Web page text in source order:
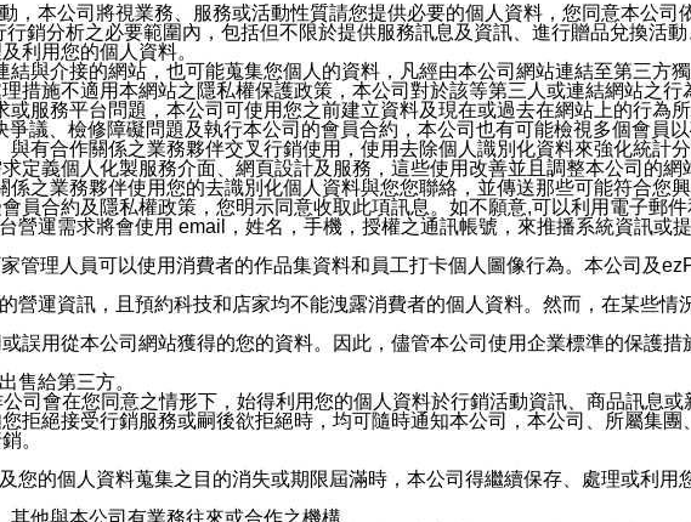
，本公司將視業務、服務或活動性質請您提供必要的個人資料，您同意本公司
銷分析之必要範圍內，包括但不限於提供服務訊息及資訊、進行贈品兌換活
利用您的個人資料。
與介接的網站，也可能蒐集您個人的資料，凡經由本公司網站連結至第三方
措施不適用本網站之隱私權保護政策，本公司對於該等第三人或連結網站之行
服務平台問題，本公司可使用您之前建立資料及現在或過去在網站上的行為
議、檢修障礙問題及執行本公司的會員合約，本公司也有可能檢視多個會員以
有合作關係之業務夥伴交叉行銷使用，使用去除個人識別化資料來強化統計
定義個人化製服務介面、網頁設計及服務，這些使用改善並且調整本公司的網
之業務夥伴使用您的去識別化個人資料與您您聯絡，並傳送那些可能符合您
員合約及隱私權政策，您明示同意收取此項訊息。如不願意,可以利用電子郵件
營運需求將會使用 email，姓名，手機，授權之通訊帳號，來推播系統資訊或
管理人員可以使用消費者的作品集資料和員工打卡個人圖像行為。本公司及
營運資訊，且預約科技和店家均不能洩露消費者的個人資料。然而，在某些情
誤用從本公司網站獲得的您的資料。因此，儘管本公司使用企業標準的保護
售給第三方。
司會在您同意之情形下，始得利用您的個人資料於行銷活動資訊、商品訊息或
拒絕接受行銷服務或嗣後欲拒絕時，均可隨時通知本公司，本公司、所屬集
。
的個人資料蒐集之目的消失或期限屆滿時，本公司得繼續保存、處理或利用
他與本公司有業務往來或合作之機構。